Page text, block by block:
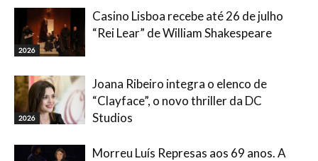
2026
Casino Lisboa recebe até 26 de julho
“Rei Lear” de William Shakespeare
2026
Joana Ribeiro integra o elenco de
“Clayface”, o novo thriller da DC
Studios
Morreu Luís Represas aos 69 anos. A